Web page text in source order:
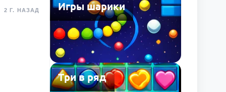
2 Г. НАЗАД Игры шарики
Три в ряд